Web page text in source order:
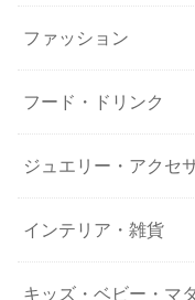
ファッション
フード・ドリンク
ジュエリー・アクセ
インテリア・雑貨
キッズ・ベビー・マ